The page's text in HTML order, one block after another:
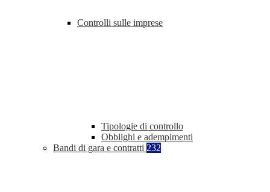
Controlli sulle imprese
Tipologie di controllo
Obblighi e adempimenti
Bandi di gara e contratti 232